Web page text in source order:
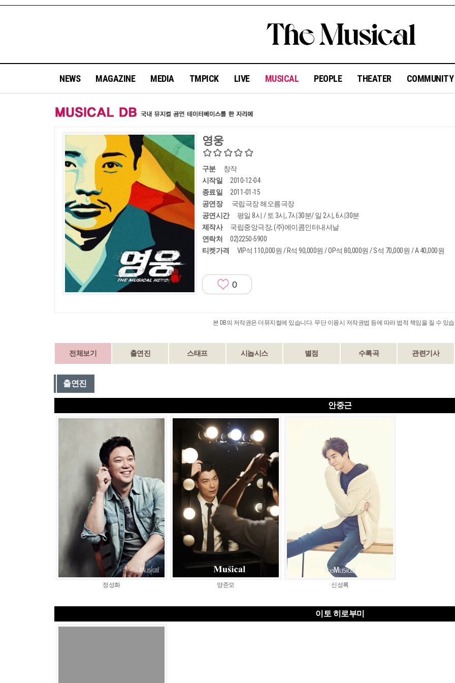
NEWS MAGAZINE MEDIA TMPICK LIVE MUSICAL PEOPLE THEATER COMMUNITY
영웅
구분
창작
시작일
2010-12-04
종료일
2011-01-15
공연장
국립극장 해오름극장
공연시간
평일 8시 / 토 3시, 7시30분/ 일 2시, 6시30분
제작사
국립중앙극장, (주)에이콤인터내셔날
연락처
02)2250-5900
티켓가격
VIP석 110,000원 / R석 90,000원 / OP석 80,000원 / S석 70,000원 / A 40,000원
0
본 DB의 저작권은 더뮤지컬에 있습니다. 무단 이용시 저작권법 등에 따라 법적 책임을 질 수 있
전체보기 출연진 스태프 시놉시스 별점 수록곡 관련기사
출연진
안중근
정성화 양준모 신성록
이토 히로부미